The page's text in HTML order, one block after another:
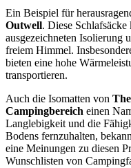
Ein Beispiel für
Outwell. Diese
ausgezeichneten Isolierung
freiem Himmel.
bieten eine hohe
transportieren.
Auch die Isomatten von
Campingbereich einen
Langlebigkeit und die
Bodens fernzuhalten,
eine Meinungen zu diesen
Wunschlisten von